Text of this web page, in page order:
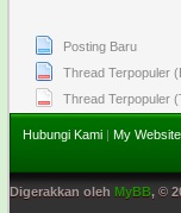
Posting Baru
Thread Terpopuler
Thread Terpopuler
Hubungi Kami | My Website
Digerakkan oleh MyBB, ©